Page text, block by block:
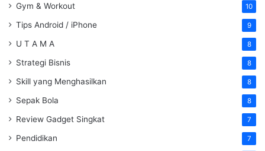
Gym & Workout 10
Tips Android / iPhone 9
U T A M A 8
Strategi Bisnis 8
Skill yang Menghasilkan 8
Sepak Bola 8
Review Gadget Singkat 7
Pendidikan 7